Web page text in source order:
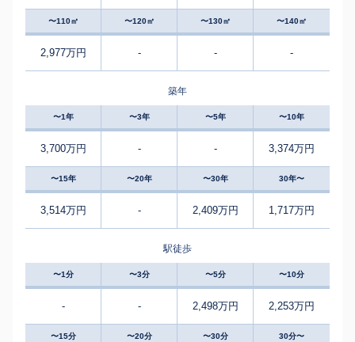
〜110㎡ 〜120㎡ 〜130㎡ 〜140㎡
2,977万円 - - -
築年
〜1年 〜3年 〜5年 〜10年
3,700万円 - - 3,374万円
〜15年 〜20年 〜30年 30年〜
3,514万円 - 2,409万円 1,717万円
駅徒歩
〜1分 〜3分 〜5分 〜10分
- - 2,498万円 2,253万円
〜15分 〜20分 〜30分 30分〜